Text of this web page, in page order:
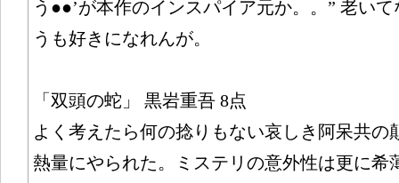
う●●’が本作のインスパイア元か。。” 老い
うも好きになれんが。
「双頭の蛇」 黒岩重吾 8点
よく考えたら何の捻りもない哀しき阿呆共の
熱量にやられた。ミステリの意外性は更に希